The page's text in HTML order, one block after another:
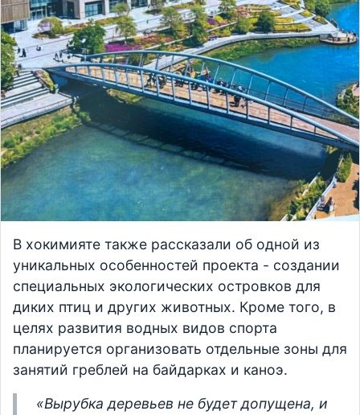
В хокимияте также рассказали об одной из
уникальных особенностей проекта - создании
специальных экологических островков для
диких птиц и других животных. Кроме того, в
целях развития водных видов спорта
планируется организовать отдельные зоны для
занятий греблей на байдарках и каноэ.
«Вырубка деревьев не будет допущена, и